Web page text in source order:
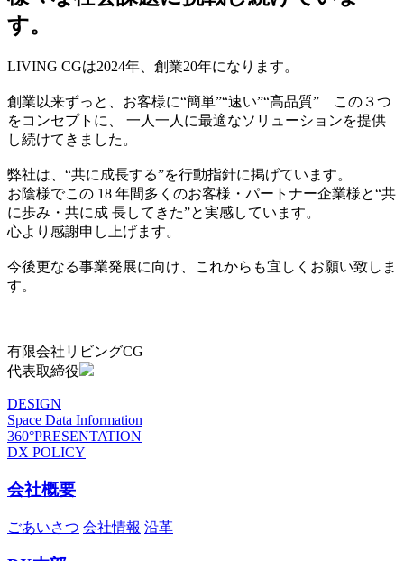
す。
LIVING CGは2024年、創業20年になります。
創業以来ずっと、お客様に“簡単”“速い”“高品質” この３つ
をコンセプトに、 一人一人に最適なソリューションを提供
し続けてきました。
弊社は、“共に成長する”を行動指針に掲げています。
お陰様でこの 18 年間多くのお客様・パートナー企業様と“共
に歩み・共に成 長してきた”と実感しています。
心より感謝申し上げます。
今後更なる事業発展に向け、これからも宜しくお願い致しま
す。
有限会社リビングCG
代表取締役
DESIGN
Space Data Information
360°PRESENTATION
DX POLICY
会社概要
ごあいさつ 会社情報 沿革